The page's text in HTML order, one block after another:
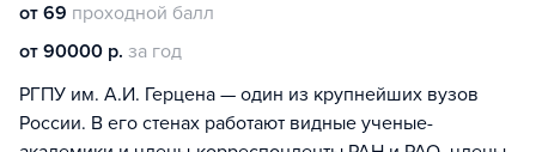
от 69 проходной балл
от 90000 р. за год
РГПУ им. А.И. Герцена — один из крупнейших вузов
России. В его стенах работают видные ученые-